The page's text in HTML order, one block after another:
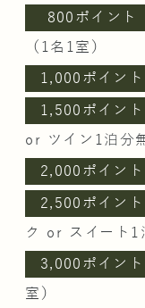
800ポイント
（1名1室）
1,000ポイント
1,500ポイント
or ツイン1泊分
2,000ポイント
2,500ポイント
ク or スイート1
3,000ポイント
室）